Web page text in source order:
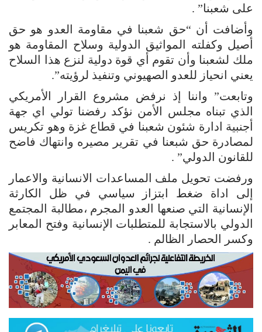
على شعبنا” .
وأضافت أن “حق شعبنا في مقاومة العدو هو حق
أصيل وكفلته المواثيق الدولية وسلاح المقاومة هو
ملك لشعبنا وأن تقوم أي قوة دولية لنزع هذا السلاح
يعني انحياز للعدو الصهيوني وتنفيذ لرؤيته”.
وتابعت” واننا إذ نرفض مشروع القرار الأمريكي
الذي تبناه مجلس الأمن نؤكد رفضنا تولي اي جهة
أجنبية ادارة شئون شعبنا في قطاع غزة وهو تكريس
لمصادرة حق شبعنا في تقرير مصيره وانتهاك فاضح
للقانون الدولي” .
ورفضت تحويل ملف المساعدات الانسانية والاعمار
إلى اداة ضغط ابتزاز سياسي في ظل الكارثة
الإنسانية التي صنعها العدو المجرم ،مطالبة المجتمع
الدولي بالاستجابة للمتطلبات الإنسانية وفتح المعابر
وكسر الحصار الظالم .